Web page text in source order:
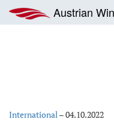
Inhalt
springen
Austrian
International–04.10.2022